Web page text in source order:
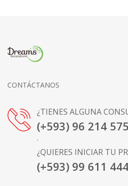
CONTÁCTANOS
¿TIENES ALGUNA
(+593) 96 214
.
¿QUIERES INICIAR TU
(+593) 99 611